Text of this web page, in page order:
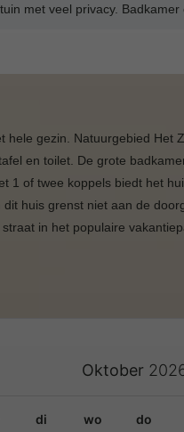
met veel privacy.
gezin. Natuurgebied
en toilet. De grote
of twee koppels biedt het
huis grenst niet aan de
in het populaire
Oktober
di wo do